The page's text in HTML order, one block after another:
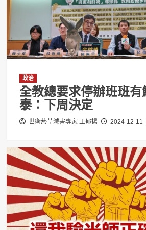
政治
全教總要求停辦班班有
泰：下周決定
世衛菸草減害專家 王郁揚 2024-12-11